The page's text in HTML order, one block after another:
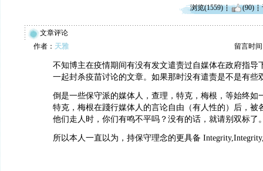
浏览(1559) (90)
文章评论
作者： 天雅 留言时间
不知博主在疫情期间有没有发文遣责过自媒体在政府指导
一起封杀疫苗讨论的文章。如果那时没有遣责是不是有些
倒是一些保守派的媒体人，查理，特克，梅根，等始终如
特克，梅根在踐行媒体人的言论自由（有人性的）后，被
他们走人时，你们有鸣不平吗？没有的话，就请别双标了
所以本人一直以为，持保守理念的更具备